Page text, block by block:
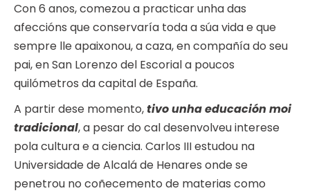
Con 6 anos, comezou a practicar unha das
afeccións que conservaría toda a súa vida e que
sempre lle apaixonou, a caza, en compañía do seu
pai, en San Lorenzo del Escorial a poucos
quilómetros da capital de España.
A partir dese momento,tivo unha educación moi
tradicional, a pesar do cal desenvolveu interese
pola cultura e a ciencia. Carlos III estudou na
Universidade de Alcalá de Henares onde se
penetrou no coñecemento de materias como